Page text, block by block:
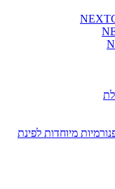
מיוחדות לפינת